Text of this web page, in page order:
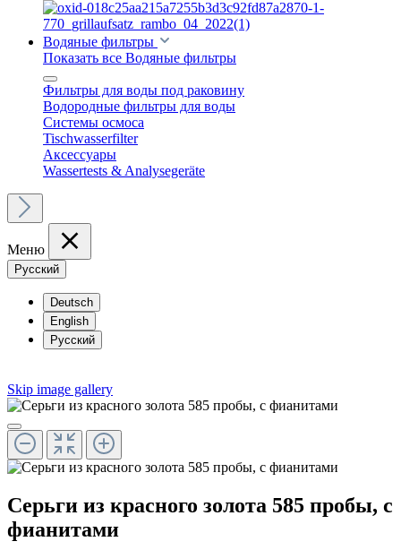
Водяные фильтры
Показать все Водяные фильтры
Фильтры для воды под раковину
Водородные фильтры для воды
Cистемы осмоса
Tischwasserfilter
Аксессуары
Wassertests & Analysegeräte
Меню
Русский
Deutsch
English
Русский
Skip image gallery
Серьги из красного золота 585 пробы, с
фианитами